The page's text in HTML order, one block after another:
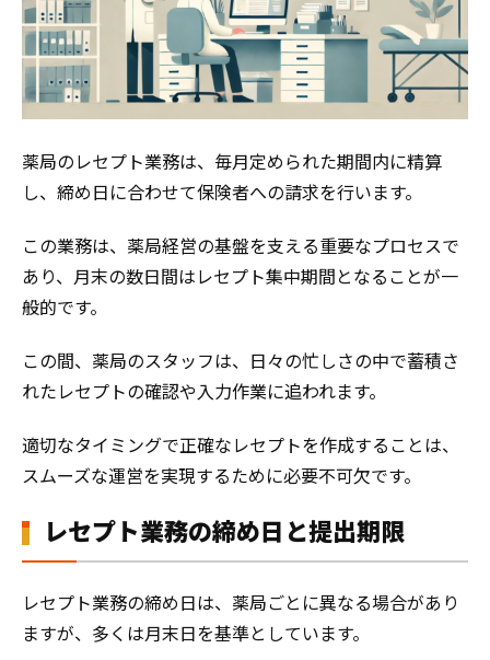
薬局のレセプト業務は、毎月定められた期間内に精算
し、締め日に合わせて保険者への請求を行います。
この業務は、薬局経営の基盤を支える重要なプロセスで
あり、月末の数日間はレセプト集中期間となることが一
般的です。
この間、薬局のスタッフは、日々の忙しさの中で蓄積さ
れたレセプトの確認や入力作業に追われます。
適切なタイミングで正確なレセプトを作成することは、
スムーズな運営を実現するために必要不可欠です。
レセプト業務の締め日と提出期限
レセプト業務の締め日は、薬局ごとに異なる場合があり
ますが、多くは月末日を基準としています。